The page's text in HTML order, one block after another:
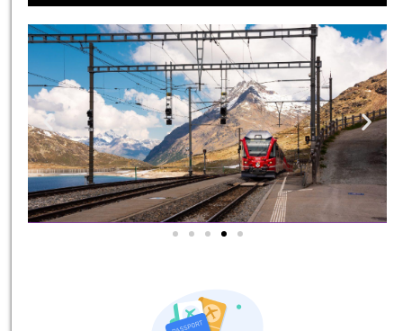
שאסור לכם לפספס!